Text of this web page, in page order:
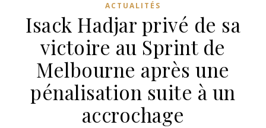
ACTUALITÉS
Isack Hadjar privé de sa
victoire au Sprint de
Melbourne après une
pénalisation suite à un
accrochage